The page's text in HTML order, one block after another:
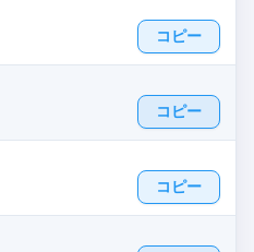
コピー
コピー
コピー